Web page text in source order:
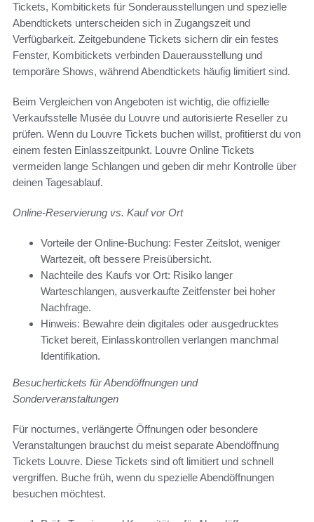
Tickets, Kombitickets für Sonderausstellungen und spezielle
Abendtickets unterscheiden sich in Zugangszeit und
Verfügbarkeit. Zeitgebundene Tickets sichern dir ein festes
Fenster, Kombitickets verbinden Dauerausstellung und
temporäre Shows, während Abendtickets häufig limitiert sind.
Beim Vergleichen von Angeboten ist wichtig, die offizielle
Verkaufsstelle Musée du Louvre und autorisierte Reseller zu
prüfen. Wenn du Louvre Tickets buchen willst, profitierst du von
einem festen Einlasszeitpunkt. Louvre Online Tickets
vermeiden lange Schlangen und geben dir mehr Kontrolle über
deinen Tagesablauf.
Online-Reservierung vs. Kauf vor Ort
Vorteile der Online-Buchung: Fester Zeitslot, weniger
Wartezeit, oft bessere Preisübersicht.
Nachteile des Kaufs vor Ort: Risiko langer
Warteschlangen, ausverkaufte Zeitfenster bei hoher
Nachfrage.
Hinweis: Bewahre dein digitales oder ausgedrucktes
Ticket bereit, Einlasskontrollen verlangen manchmal
Identifikation.
Besuchertickets für Abendöffnungen und
Sonderveranstaltungen
Für nocturnes, verlängerte Öffnungen oder besondere
Veranstaltungen brauchst du meist separate Abendöffnung
Tickets Louvre. Diese Tickets sind oft limitiert und schnell
vergriffen. Buche früh, wenn du spezielle Abendöffnungen
besuchen möchtest.